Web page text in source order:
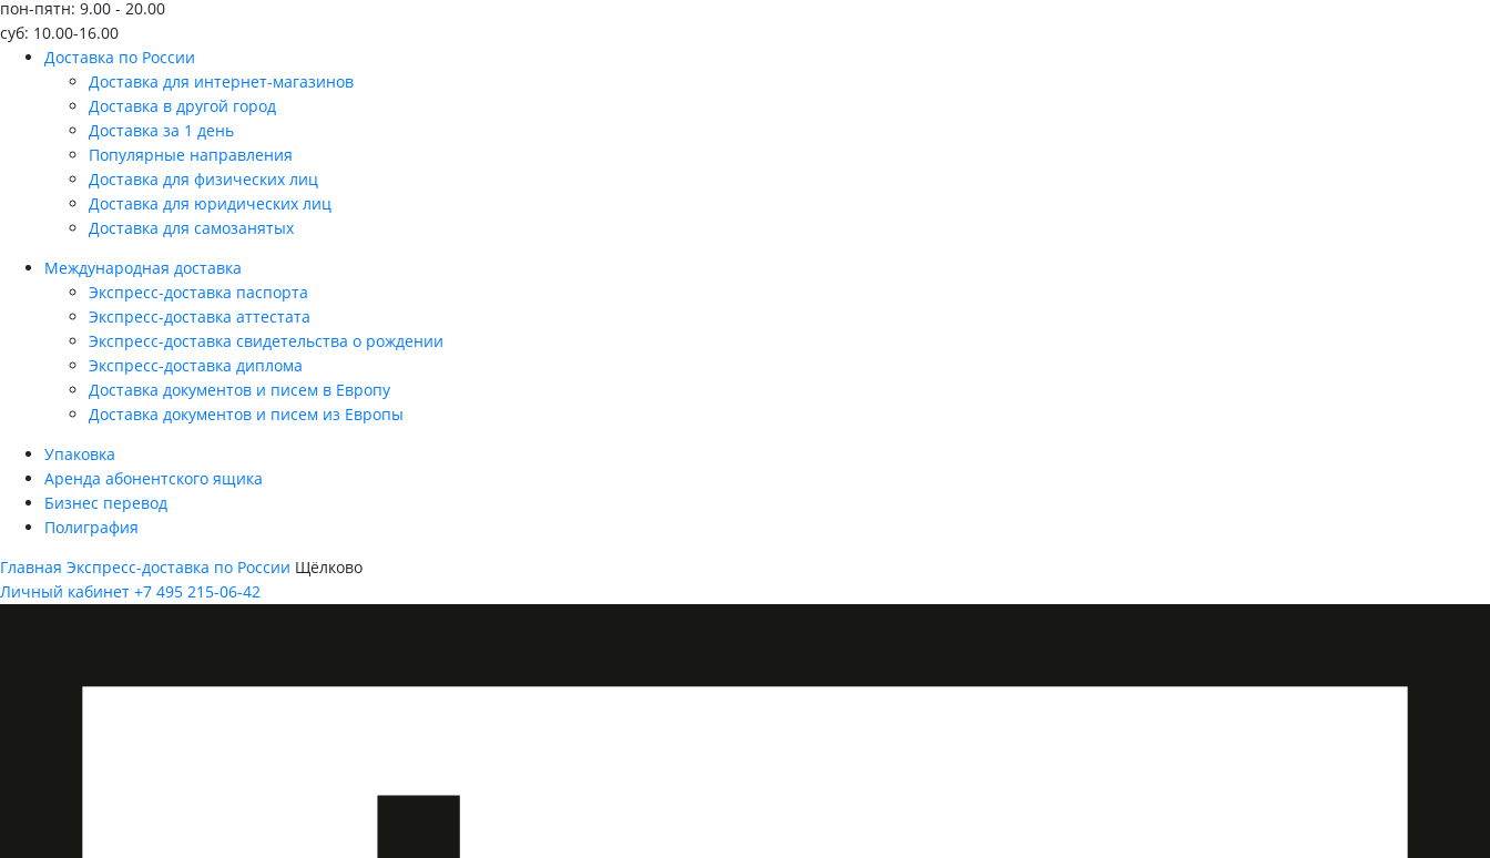
пон-пятн: 9.00 - 20.00
суб: 10.00-16.00
Доставка по России
Доставка для интернет-магазинов
Доставка в другой город
Доставка за 1 день
Популярные направления
Доставка для физических лиц
Доставка для юридических лиц
Доставка для самозанятых
Международная доставка
Экспресс-доставка паспорта
Экспресс-доставка аттестата
Экспресс-доставка свидетельства о рождении
Экспресс-доставка диплома
Доставка документов и писем в Европу
Доставка документов и писем из Европы
Упаковка
Аренда абонентского ящика
Бизнес перевод
Полиграфия
Главная Экспресс-доставка по России Щёлково
Личный кабинет +7 495 215-06-42